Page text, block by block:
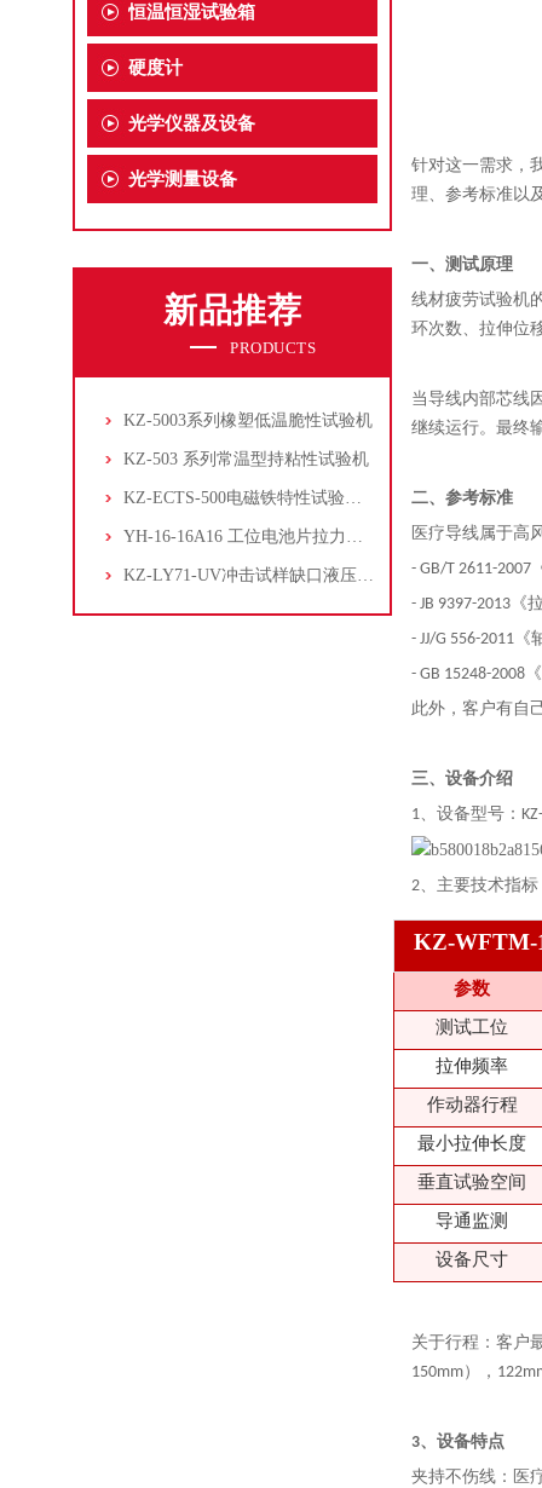
恒温恒湿试验箱
硬度计
光学仪器及设备
光学测量设备
新品推荐
PRODUCTS
KZ-5003系列橡塑低温脆性试验机
KZ-503 系列常温型持粘性试验机
KZ-ECTS-500电磁铁特性试验系统
YH-16-16A16 工位电池片拉力试验机
KZ-LY71-UV冲击试样缺口液压拉床
针对这一需求，
理、参考标准以
一、测试原理
线材疲劳试验机
环次数、拉伸位
当导线内部芯线
继续运行。最终
二、参考标准
医疗导线属于高
- GB/T 2611-
- JB 9397-2013
- JJ/G 556-2011
- GB 15248-
此外，客户有自
三、设备介绍
1、设备型号：
2、 主要技术指标
KZ-WFTM-
参数
测试工位
拉伸频率
作动器行程
最小拉伸长度
垂直试验空间
导通监测
设备尺寸
关于行程：客户
150mm），
3、设备特点
夹持不伤线：医